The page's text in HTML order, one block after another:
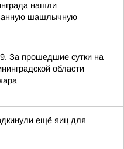
нашли
шашлычную
За прошедшие сутки на
области
ещё яиц для